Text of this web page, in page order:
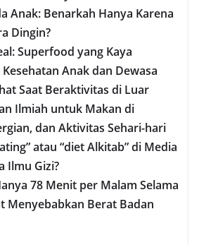
Anak: Benarkah Hanya Karena
Dingin?
Superfood yang Kaya
Anak dan Dewasa
Saat Beraktivitas di Luar
Ilmiah untuk Makan di
dan Aktivitas Sehari-hari
atau “diet Alkitab” di Media
Ilmu Gizi?
78 Menit per Malam Selama
Menyebabkan Berat Badan